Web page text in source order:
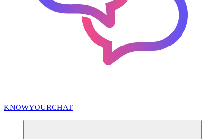
KNOWYOURCHAT